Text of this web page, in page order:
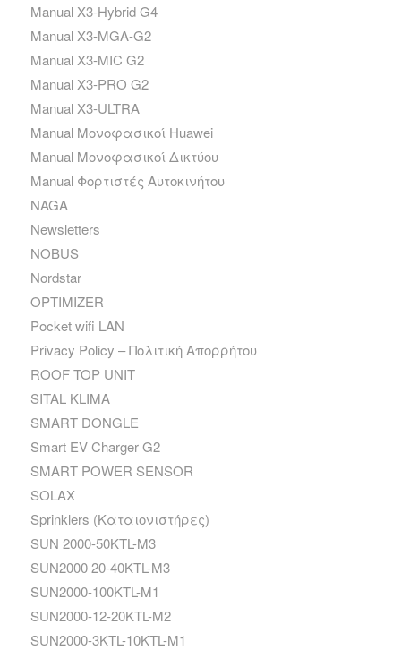
Manual X3-Hybrid G4
Manual X3-MGA-G2
Manual X3-MIC G2
Manual X3-PRO G2
Manual X3-ULTRA
Manual Μονοφασικοί Huawei
Manual Μονοφασικοί Δικτύου
Manual Φορτιστές Αυτοκινήτου
NAGA
Newsletters
NOBUS
Nordstar
OPTIMIZER
Pocket wifi LAN
Privacy Policy – Πολιτική Απορρήτου
ROOF TOP UNIT
SITAL KLIMA
SMART DONGLE
Smart EV Charger G2
SMART POWER SENSOR
SOLAX
Sprinklers (Καταιονιστήρες)
SUN 2000-50KTL-M3
SUN2000 20-40KTL-M3
SUN2000-100KTL-M1
SUN2000-12-20KTL-M2
SUN2000-3KTL-10KTL-M1